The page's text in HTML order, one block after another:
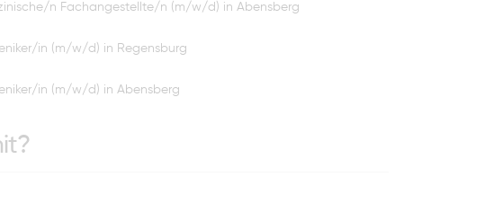
n Fachangestellte/n (m/w/d) in Abensberg
in (m/w/d) in Regensburg
in (m/w/d) in Abensberg